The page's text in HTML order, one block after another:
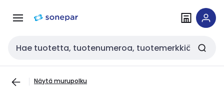
navigointiinsisältöön
Haku
Näytä murupolku